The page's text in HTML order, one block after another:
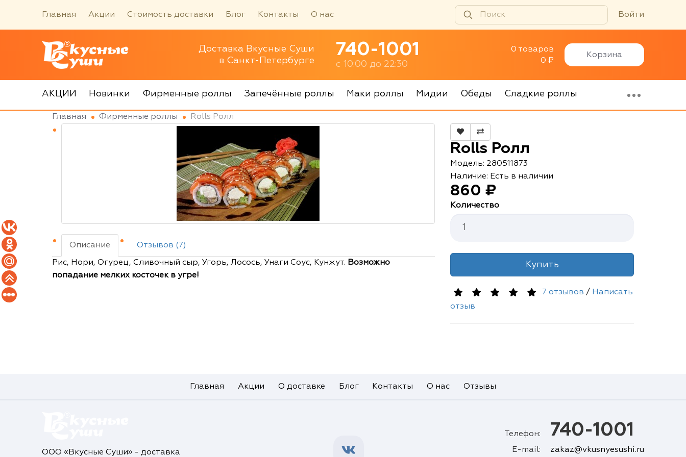
Главная Акции Стоимость доставки Блог Контакты О нас Войти
Доставка Вкусные Суши
в Санкт-Петербурге
740-1001
с 10:00 до 22:30
0 товаров
0 ₽
Корзина
АКЦИИ Новинки Фирменные роллы Запечённые роллы Маки роллы Мидии Обеды Сладкие роллы
Главная Фирменные роллы Rolls Ролл
Описание Отзывов (7)
Рис, Нори, Огурец, Сливочный сыр, Угорь, Лосось, Унаги Соус, Кунжут. Возможно
попадание мелких косточек в угре!
Rolls Ролл
Модель: 280511873
Наличие: Есть в наличии
860 ₽
Количество
Купить
7 отзывов / Написать
отзыв
Главная Акции О доставке Блог Контакты О нас Отзывы
ООО «Вкусные Суши» - доставка
Телефон: 740-1001
E-mail: zakaz@vkusnyesushi.ru